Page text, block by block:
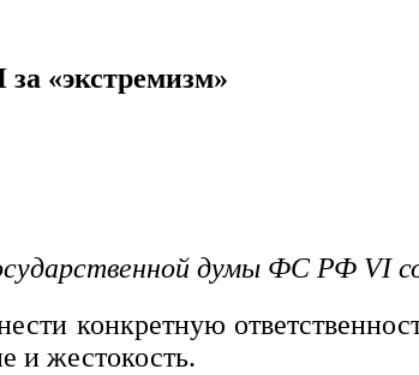
«экстремизм»
думы ФС РФ VI
конкретную
и жестокость.